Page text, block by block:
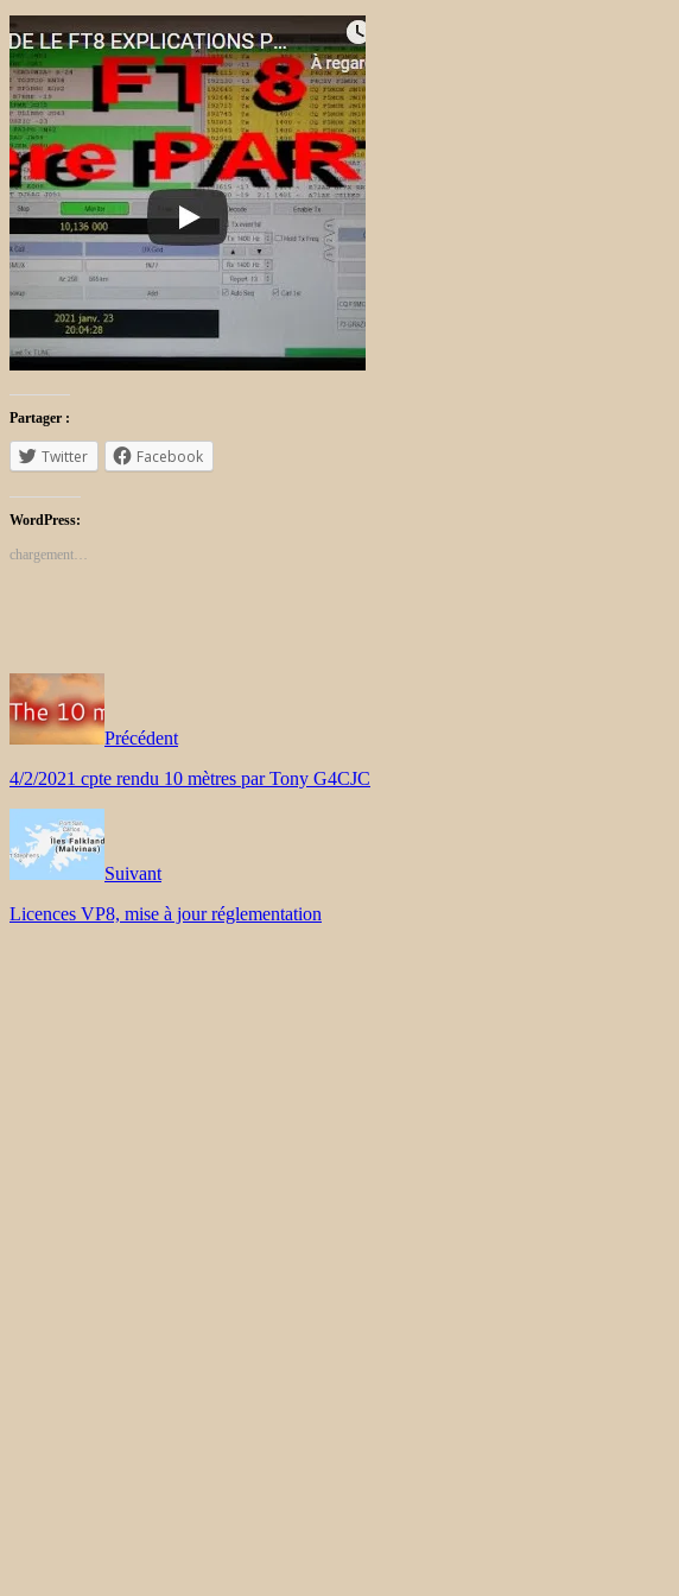
Partager :
Twitter Facebook
WordPress:
chargement…
Précédent
4/2/2021 cpte rendu 10 mètres par Tony G4CJC
Suivant
Licences VP8, mise à jour réglementation